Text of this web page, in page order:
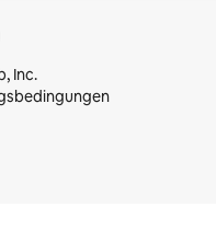
Inc.